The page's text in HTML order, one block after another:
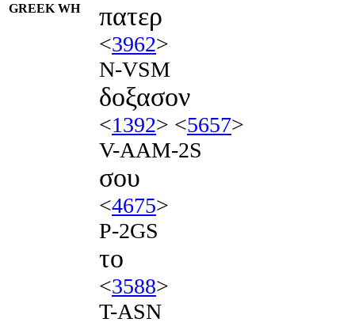
GREEK WH πατερ
<3962>
N-VSM
δοξασον
<1392> <5657>
V-AAM-2S
σου
<4675>
P-2GS
το
<3588>
T-ASN